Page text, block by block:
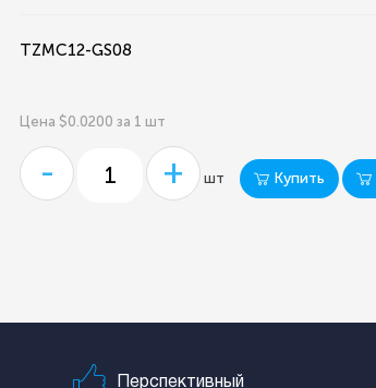
TZMC12-GS08
Цена $0.0200 за 1 шт
- + шт Купить
Перспективный